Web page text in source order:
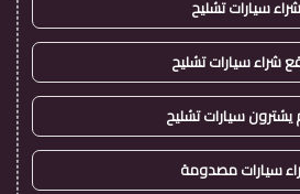
شراء سيارات تشليح
شراء سيارات تشليح
يشترون سيارات تشليح
سيارات مصدومة